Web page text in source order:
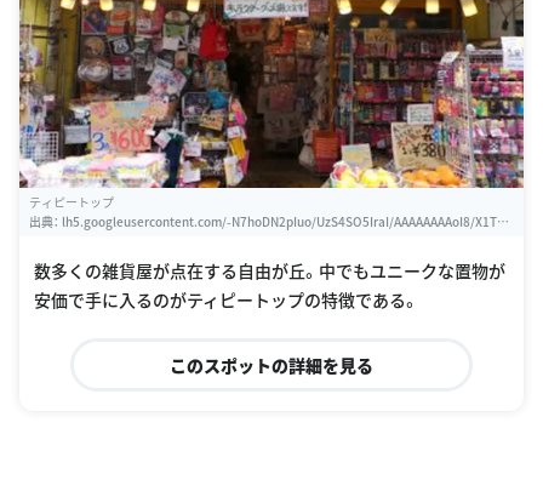
ティピートップ
出典： lh5.googleusercontent.com/-N7hoDN2pIuo/UzS4SO5IraI/AAAAAAAAoI8/X1TCs
数多くの雑貨屋が点在する自由が丘。中でもユニークな置物が
安価で手に入るのがティピートップの特徴である。
このスポットの詳細を見る